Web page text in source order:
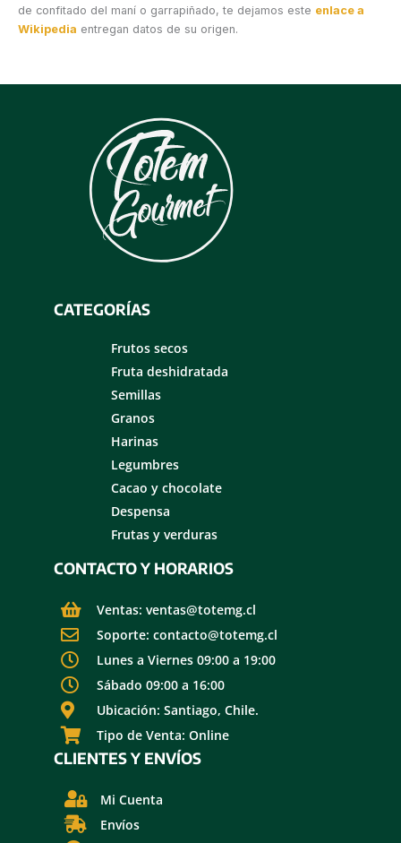
de confitado del maní o garrapiñado, te dejamos este enlace a
Wikipedia entregan datos de su origen.
CATEGORÍAS
Frutos secos
Fruta deshidratada
Semillas
Granos
Harinas
Legumbres
Cacao y chocolate
Despensa
Frutas y verduras
CONTACTO Y HORARIOS
Ventas: ventas@totemg.cl
Soporte: contacto@totemg.cl
Lunes a Viernes 09:00 a 19:00
Sábado 09:00 a 16:00
Ubicación: Santiago, Chile.
Tipo de Venta: Online
CLIENTES Y ENVÍOS
Mi Cuenta
Envíos